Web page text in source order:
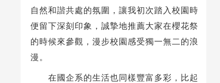
自然和諧共處的氛圍，讓我初次踏入校園時
便留下深刻印象，誠摯地推薦大家在櫻花祭
的時候來參觀，漫步校園感受獨一無二的浪
漫。
在國企系的生活也同樣豐富多彩，比起